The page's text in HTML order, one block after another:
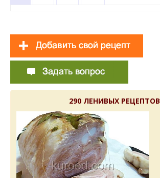
290 ЛЕНИВЫХ РЕЦЕПТОВ